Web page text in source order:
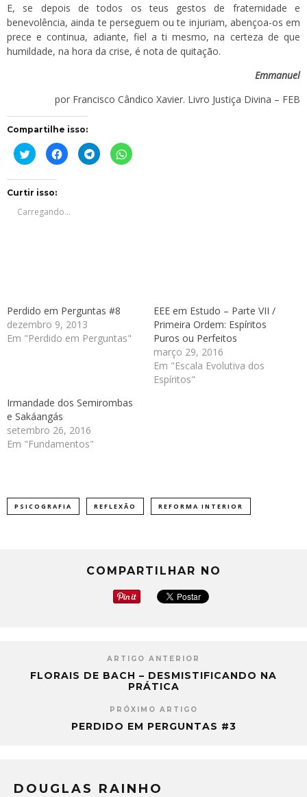
E, se depois de todos os teus gestos de fraternidade e
benevolência, ainda te perseguem ou te injuriam, abençoa-os em
prece e continua, adiante, fiel a ti mesmo, na certeza de que
humildade, na hora da crise, é nota de quitação.
Emmanuel
por Francisco Cândico Xavier. Livro Justiça Divina – FEB
Compartilhe isso:
Clique
para
compartilhar
em
janela)
Clique
para
compartilhar
janela)
Clique
para
compartilhar
Clique
para
Curtir isso:
Carregando...
Perdido em Perguntas #8
dezembro 9, 2013
Em "Perdido em Perguntas"
EEE em Estudo – Parte VII /
Primeira Ordem: Espíritos
Puros ou Perfeitos
março 29, 2016
Em "Escala Evolutiva dos
Espíritos"
Irmandade dos Semirombas
e Sakáangás
setembro 26, 2016
Em "Fundamentos"
PSICOGRAFIA REFLEXÃO REFORMA INTERIOR
COMPARTILHAR NO
ARTIGO ANTERIOR
FLORAIS DE BACH – DESMISTIFICANDO NA
PRÁTICA
PRÓXIMO ARTIGO
PERDIDO EM PERGUNTAS #3
DOUGLAS RAINHO